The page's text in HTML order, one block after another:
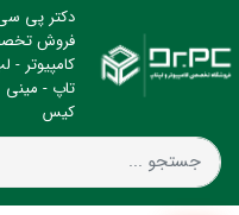
دکتر پی
فروش
کامپیوتر -
تاپ - مینی
کیس